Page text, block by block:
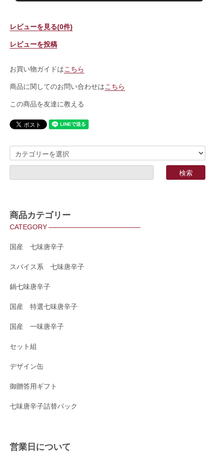
レビューを見る(0件)
レビューを投稿
お買い物ガイドはこちら
商品に関してのお問い合わせはこちら
この商品を友達に教える
商品カテゴリー
CATEGORY
国産 七味唐辛子
スパイス系 七味唐辛子
鍋七味唐辛子
国産 特選七味唐辛子
国産 一味唐辛子
セット組
デザイン缶
御贈答用ギフト
七味唐辛子詰替パック
営業日について